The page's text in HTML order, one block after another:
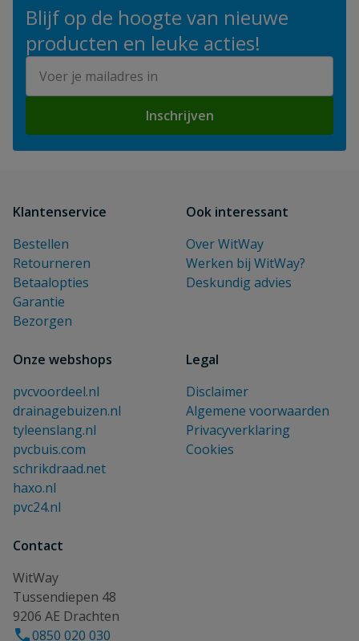
Blijf op de hoogte van nieuwe
producten en leuke acties!
Inschrijven
Klantenservice
Bestellen
Retourneren
Betaalopties
Garantie
Bezorgen
Ook interessant
Over WitWay
Werken bij WitWay?
Deskundig advies
Onze webshops
pvcvoordeel.nl
drainagebuizen.nl
tyleenslang.nl
pvcbuis.com
schrikdraad.net
haxo.nl
pvc24.nl
Legal
Disclaimer
Algemene voorwaarden
Privacyverklaring
Cookies
Contact
WitWay
Tussendiepen 48
9206 AE Drachten
0850 020 030